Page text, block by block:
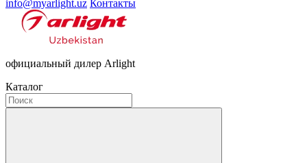
info@myarlight.uz Контакты
официальный дилер Arlight
Каталог